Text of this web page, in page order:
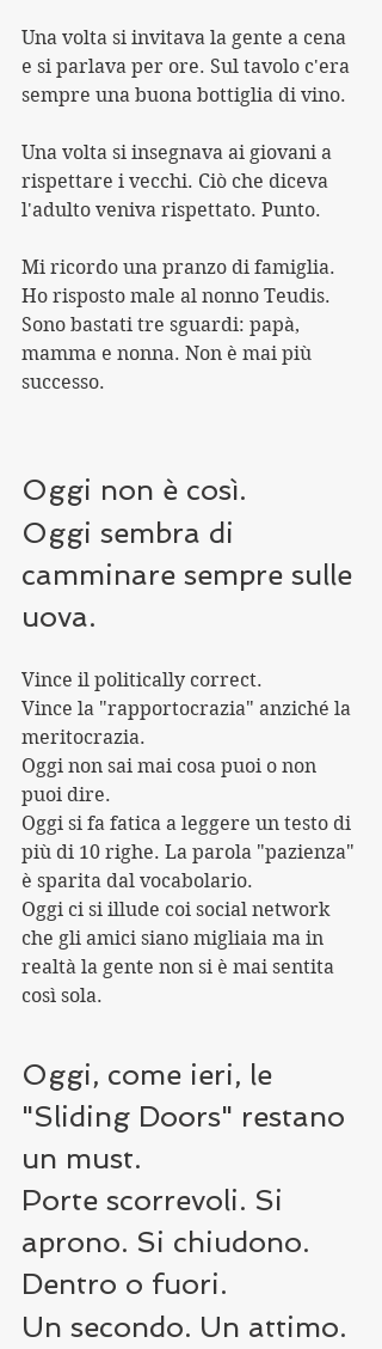
Una volta si invitava la gente a cena
e si parlava per ore. Sul tavolo c'era
sempre una buona bottiglia di vino.
Una volta si insegnava ai giovani a
rispettare i vecchi. Ciò che diceva
l'adulto veniva rispettato. Punto.
Mi ricordo una pranzo di famiglia.
Ho risposto male al nonno Teudis.
Sono bastati tre sguardi: papà,
mamma e nonna. Non è mai più
successo.
Oggi non è così.
Oggi sembra di
camminare sempre sulle
uova.
Vince il politically correct.
Vince la "rapportocrazia" anziché la
meritocrazia.
Oggi non sai mai cosa puoi o non
puoi dire.
Oggi si fa fatica a leggere un testo di
più di 10 righe. La parola "pazienza"
è sparita dal vocabolario.
Oggi ci si illude coi social network
che gli amici siano migliaia ma in
realtà la gente non si è mai sentita
così sola.
Oggi, come ieri, le
"Sliding Doors" restano
un must.
Porte scorrevoli. Si
aprono. Si chiudono.
Dentro o fuori.
Un secondo. Un attimo.